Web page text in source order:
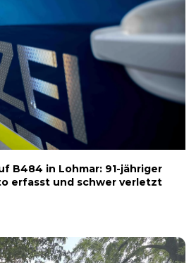
B484 in Lohmar: 91-jähriger
erfasst und schwer verletzt